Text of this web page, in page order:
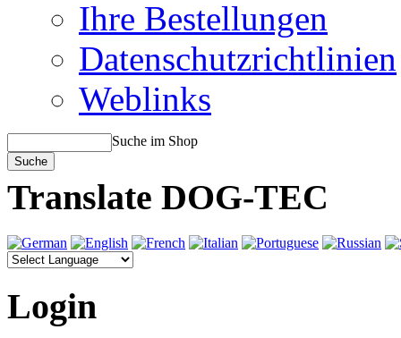
Ihre Bestellungen
Datenschutzrichtlinien
Weblinks
Suche im Shop
Translate DOG-TEC
Login